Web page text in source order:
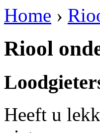
Home ›
Riool
Heeft u